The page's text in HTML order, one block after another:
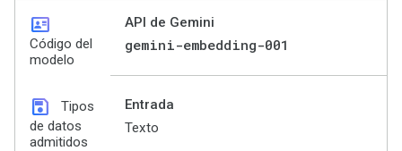
id_card
Código del
modelo
API de Gemini
gemini-embedding-001
save
Tipos
de datos
admitidos
Entrada
Texto